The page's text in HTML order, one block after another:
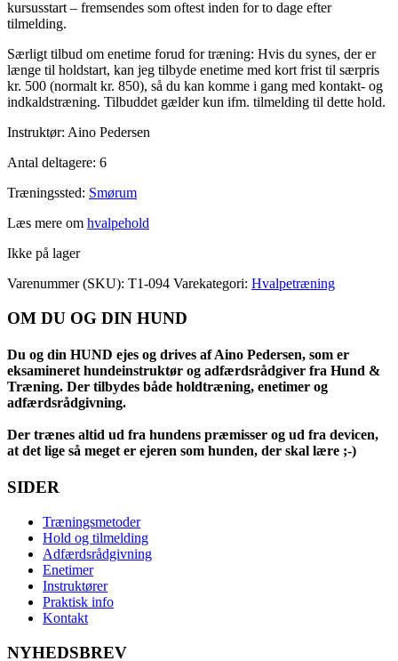
kursusstart – fremsendes som oftest inden for to dage efter
tilmelding.
Særligt tilbud om enetime forud for træning: Hvis du synes, der er
længe til holdstart, kan jeg tilbyde enetime med kort frist til særpris
kr. 500 (normalt kr. 850), så du kan komme i gang med kontakt- og
indkaldstræning. Tilbuddet gælder kun ifm. tilmelding til dette hold.
Instruktør: Aino Pedersen
Antal deltagere: 6
Træningssted: Smørum
Læs mere om hvalpehold
Ikke på lager
Varenummer (SKU): T1-094 Varekategori: Hvalpetræning
OM DU OG DIN HUND
Du og din HUND ejes og drives af Aino Pedersen, som er
eksamineret hundeinstruktør og adfærdsrådgiver fra Hund &
Træning. Der tilbydes både holdtræning, enetimer og
adfærdsrådgivning.
Der trænes altid ud fra hundens præmisser og ud fra devicen,
at det lige så meget er ejeren som hunden, der skal lære ;-)
SIDER
Træningsmetoder
Hold og tilmelding
Adfærdsrådgivning
Enetimer
Instruktører
Praktisk info
Kontakt
NYHEDSBREV